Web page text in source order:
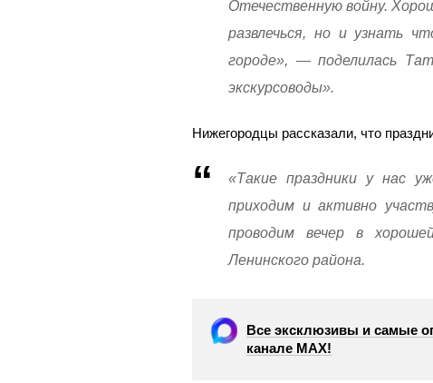
Отечественную войну.
развлечься, но и узнать
городе», — поделилась
экскурсоводы».
Нижегородцы рассказали, что
«Такие праздники у нас
приходим и активно
проводим вечер в
Ленинского района.
Все эксклюзивы и самые
канале МАХ!